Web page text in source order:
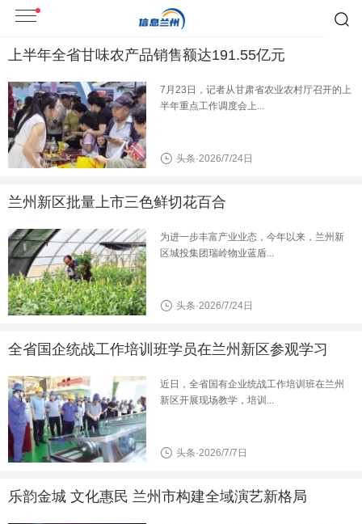
上半年全省甘味农产品销售额达191.55亿元
7月23日，记者从甘肃省农业农村厅召开的上
半年重点工作调度会上...
头条·2026/7/24日
兰州新区批量上市三色鲜切花百合
为进一步丰富产业业态，今年以来，兰州新
区城投集团瑞岭物业蓝盾...
头条·2026/7/24日
全省国企统战工作培训班学员在兰州新区参观学习
近日，全省国有企业统战工作培训班在兰州
新区开展现场教学，培训...
头条·2026/7/7日
乐韵金城 文化惠民 兰州市构建全域演艺新格局